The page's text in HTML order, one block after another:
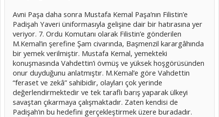
Avni Paşa daha sonra Mustafa Kemal Paşa’nın Filistin’e
Padişah Yaveri üniformasıyla gelişine dair bir hatırasına yer
veriyor. 7. Ordu Komutanı olarak Filistin’e gönderilen
M.Kemal’in şerefine Şam civarında, Başmenzil karargâhında
bir yemek verilmiştir. Mustafa Kemal, yemekteki
konuşmasında Vahdettin’i övmüş ve yüksek hoşgörüsünden
onur duyduğunu anlatmıştır. M.Kemal’e göre Vahdettin
“feraset ve zekâ” sahibidir, olayları çok yerinde
değerlendirmektedir ve tek taraflı barış yaparak ülkeyi
savaştan çıkarmaya çalışmaktadır. Zaten kendisi de
Padişah’ın bu hedefini gerçekleştirmek üzere buradadır.